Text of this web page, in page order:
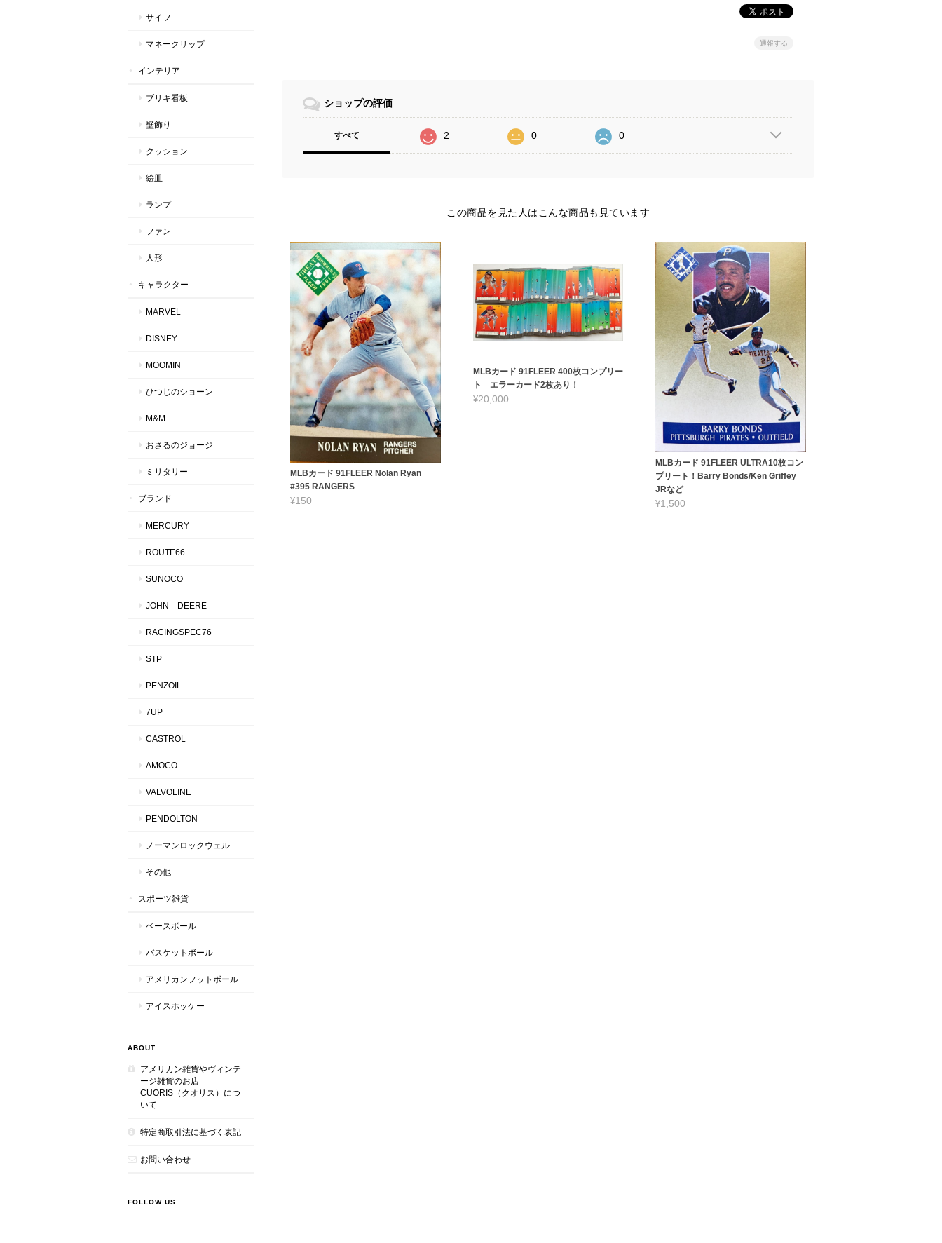
通報する
ショップの評価
すべて 2 0 0
この商品を見た人はこんな商品も見ています
MLBカード 91FLEER Nolan Ryan
#395 RANGERS
¥150
MLBカード 91FLEER 400枚コンプリー
ト エラーカード2枚あり！
¥20,000
MLBカード 91FLEER ULTRA10枚コン
プリート！Barry Bonds/Ken Griffey
JRなど
¥1,500
サイフ
マネークリップ
インテリア
ブリキ看板
壁飾り
クッション
絵皿
ランプ
ファン
人形
キャラクター
MARVEL
DISNEY
MOOMIN
ひつじのショーン
M&M
おさるのジョージ
ミリタリー
ブランド
MERCURY
ROUTE66
SUNOCO
JOHN DEERE
RACINGSPEC76
STP
PENZOIL
7UP
CASTROL
AMOCO
VALVOLINE
PENDOLTON
ノーマンロックウェル
その他
スポーツ雑貨
ベースボール
バスケットボール
アメリカンフットボール
アイスホッケー
ABOUT
アメリカン雑貨やヴィンテ
ージ雑貨のお店
CUORIS（クオリス）につ
いて
特定商取引法に基づく表記
お問い合わせ
FOLLOW US